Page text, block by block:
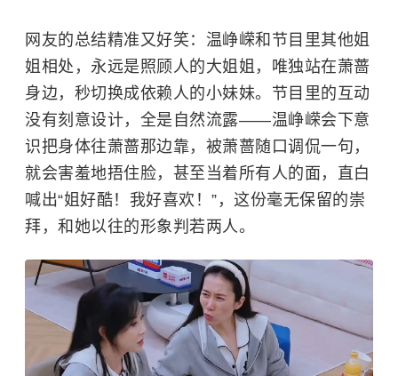
网友的总结精准又好笑：温峥嵘和节目里其他姐
姐相处，永远是照顾人的大姐姐，唯独站在萧蔷
身边，秒切换成依赖人的小妹妹。节目里的互动
没有刻意设计，全是自然流露——温峥嵘会下意
识把身体往萧蔷那边靠，被萧蔷随口调侃一句，
就会害羞地捂住脸，甚至当着所有人的面，直白
喊出“姐好酷！我好喜欢！”，这份毫无保留的崇
拜，和她以往的形象判若两人。